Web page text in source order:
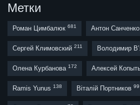
Метки
Роман Цимбалюк 681 Антон Санченко
Сергей Климовский 211 Володимир
Олена Курбанова 172 Алексей
Ramis Yunus 138 Віталій Портников 99